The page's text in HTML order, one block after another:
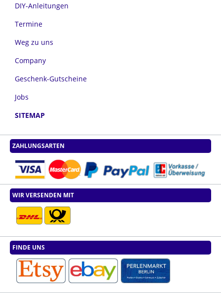
DIY-Anleitungen
Termine
Weg zu uns
Company
Geschenk-Gutscheine
Jobs
SITEMAP
ZAHLUNGSARTEN
WIR VERSENDEN MIT
FINDE UNS